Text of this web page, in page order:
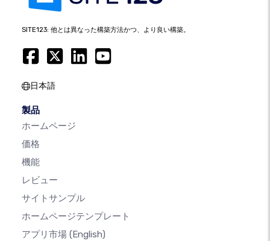
SITE123: 他とは異なった構築方法かつ、より良い構築。
日本語
製品
ホームページ
価格
機能
レビュー
サイトサンプル
ホームページテンプレート
アプリ市場 (English)